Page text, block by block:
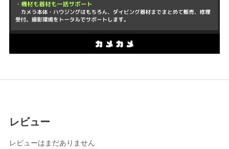
レビュー
レビューはまだありません